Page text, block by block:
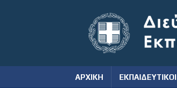
ΑΡΧΙΚΗ ΕΚΠΑΙΔΕΥΤΙΚΟΙ